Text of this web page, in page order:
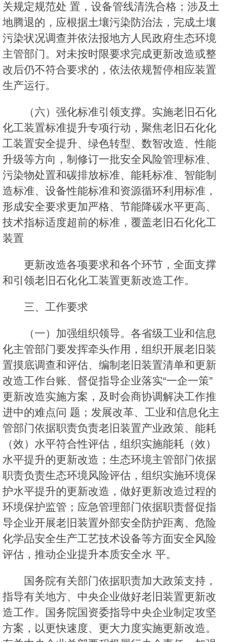
关规定规范处 置，设备管线清洗合格；涉及土
地腾退的，应根据土壤污染防治法，完成土壤
污染状况调查并依法报地方人民政府生态环境
主管部门。对未按时限要求完成更新改造或整
改后仍不符合要求的，依法依规暂停相应装置
生产运行。
（六）强化标准引领支撑。实施老旧石化
化工装置标准提升专项行动，聚焦老旧石化化
工装置安全提升、绿色转型、数智改造、性能
升级等方向，制修订一批安全风险管理标准、
污染物处置和碳排放标准、能耗标准、智能制
造标准、设备性能标准和资源循环利用标准，
形成安全要求更加严格、节能降碳水平更高、
技术指标适度超前的标准，覆盖老旧石化化工
装置
更新改造各项要求和各个环节，全面支撑
和引领老旧石化化工装置更新改造工作。
三、工作要求
（一）加强组织领导。各省级工业和信息
化主管部门要发挥牵头作用，组织开展老旧装
置摸底调查和评估、编制老旧装置清单和更新
改造工作台账、督促指导企业落实“一企一策”
更新改造实施方案，及时会商协调解决工作推
进中的难点问 题；发展改革、工业和信息化主
管部门依据职责负责老旧装置产业政策、能耗
（效）水平符合性评估，组织实施能耗（效）
水平提升的更新改造；生态环境主管部门依据
职责负责生态环境风险评估，组织实施环境保
护水平提升的更新改造，做好更新改造过程的
环境保护监管；应急管理部门依据职责督促指
导企业开展老旧装置外部安全防护距离、危险
化学品安全生产工艺技术设备等方面安全风险
评估，推动企业提升本质安全水 平。
国务院有关部门依据职责加大政策支持，
指导有关地方、中央企业做好老旧装置更新改
造工作。国务院国资委指导中央企业制定攻坚
方案，以更快速度、更大力度实施更新改造。